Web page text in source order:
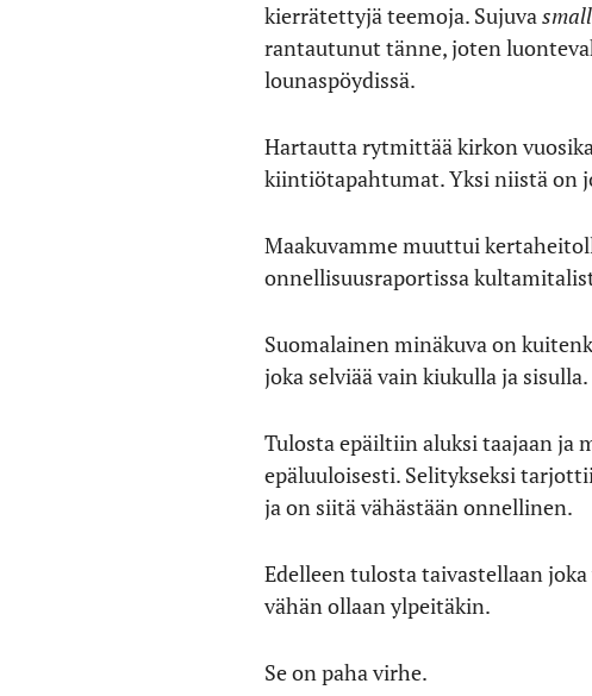
kierrätettyjä teemoja. Sujuva
rantautunut tänne, joten
lounaspöydissä.
Hartautta rytmittää kirkon
kiintiötapahtumat. Yksi niistä on
Maakuvamme muuttui
onnellisuusraportissa
Suomalainen minäkuva on
joka selviää vain kiukulla ja sisulla.
Tulosta epäiltiin aluksi taajaan
epäluuloisesti. Selitykseksi
ja on siitä vähästään onnellinen.
Edelleen tulosta taivastellaan
vähän ollaan ylpeitäkin.
Se on paha virhe.